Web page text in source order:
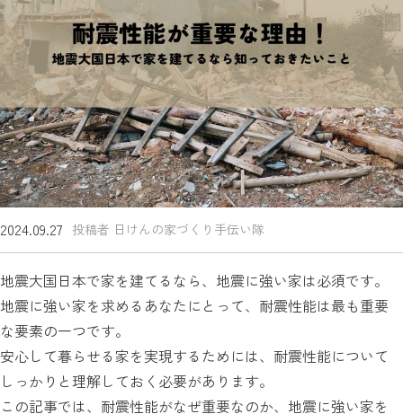
2024.09.27 投稿者 日けんの家づくり手伝い隊
地震大国日本で家を建てるなら、地震に強い家は必須です。
地震に強い家を求めるあなたにとって、耐震性能は最も重要
な要素の一つです。
安心して暮らせる家を実現するためには、耐震性能について
しっかりと理解しておく必要があります。
この記事では、耐震性能がなぜ重要なのか、地震に強い家を